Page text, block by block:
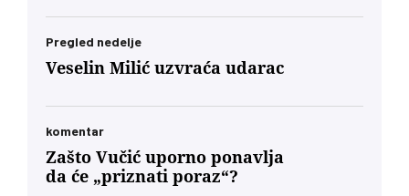
Pregled nedelje
Veselin Milić uzvraća udarac
komentar
Zašto Vučić uporno ponavlja
da će „priznati poraz“?